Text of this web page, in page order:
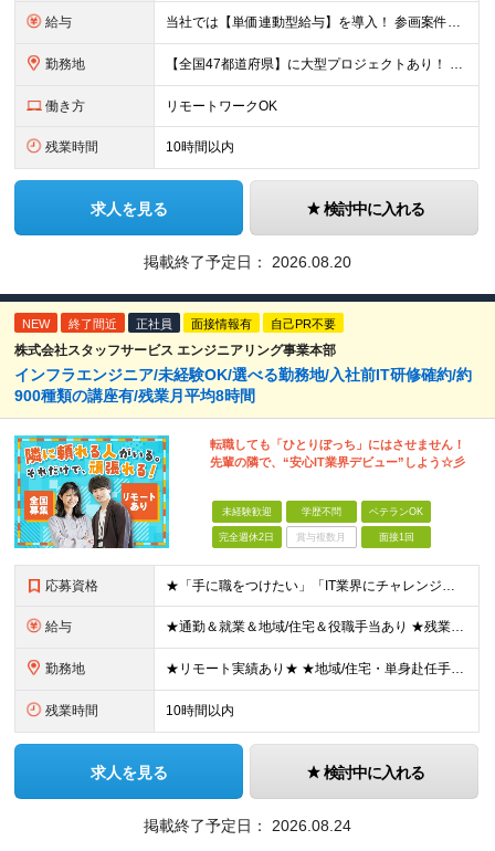
給与 当社では【単価連動型給与】を導入！ 参画案件の契約単価に連動して給与が決定。 還元率は単価の【70％～80％】と東証プライム上場グループとして高水準です！（社会保険料・教育コスト含む） ■関東：月給
勤務地 【全国47都道府県】に大型プロジェクトあり！ 主要勤務地： 北海道/宮城県/栃木県/埼玉県/千葉県/東京都/神奈川県/愛知県/大阪府/京都府/兵庫県/広島県/福岡県/熊本県 ※勤務エリアは、あなたの
働き方 リモートワークOK
残業時間 10時間以内
求人を見る 検討中に入れる
掲載終了予定日： 2026.08.20
NEW 終了間近 正社員 面接情報有 自己PR不要
株式会社スタッフサービス エンジニアリング事業本部
インフラエンジニア/未経験OK/選べる勤務地/入社前IT研修確約/約
900種類の講座有/残業月平均8時間
転職しても「ひとりぼっち」にはさせません！
先輩の隣で、“安心IT業界デビュー”しよう☆彡
未経験歓迎 学歴不問 ベテランOK
完全週休2日 賞与複数月 面接1回
応募資格 ★「手に職をつけたい」「IT業界にチャレンジしたい」方歓迎！ ■学歴不問 ■IT知識・理系文系不問！未経験・第二新卒OK ★ITサポート・IT事務やエンジニアの経験をお持ちの方は優遇します！ 地方在
給与 ★通勤＆就業＆地域/住宅＆役職手当あり ★残業代は全額支給 ★選べる給与制度あり！ ■東京・神奈川・千葉・埼玉勤務の場合 月給24.5万円～55万円＋諸手当 （残業代は全額支給） (20,000円の
勤務地 ★リモート実績あり★ ★地域/住宅・単身赴任手当などサポートも万全 ★転任費用や寮・社宅制度も完備しています ★勤務地については希望を考慮の上、決定します ★面接地エリアでの就業率92％以上！ 『地
残業時間 10時間以内
求人を見る 検討中に入れる
掲載終了予定日： 2026.08.24